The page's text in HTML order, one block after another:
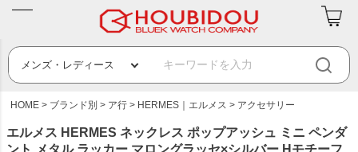
HOME ブランド別 ア行 HERMES｜エルメス アクセサリー
エルメス HERMES ネックレス ポップアッシュ ミニ ペンダ
ント メタル ラッカー マロングラッセ×シルバー Hモチーフ